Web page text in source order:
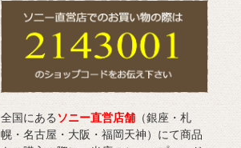
全国にあるソニー直営店舗 （銀座・札
幌・名古屋・大阪・福岡天神）にて商品